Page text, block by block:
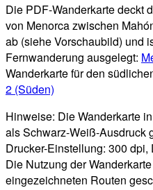
Die PDF-Wanderkarte deckt
von Menorca zwischen
ab (siehe Vorschaubild) und
Fernwanderung ausgelegt:
Wanderkarte für den
2 (Süden)
Hinweise: Die Wanderkarte
als Schwarz-Weiß-Ausdruck
Drucker-Einstellung: 300
Die Nutzung der
eingezeichneten Routen